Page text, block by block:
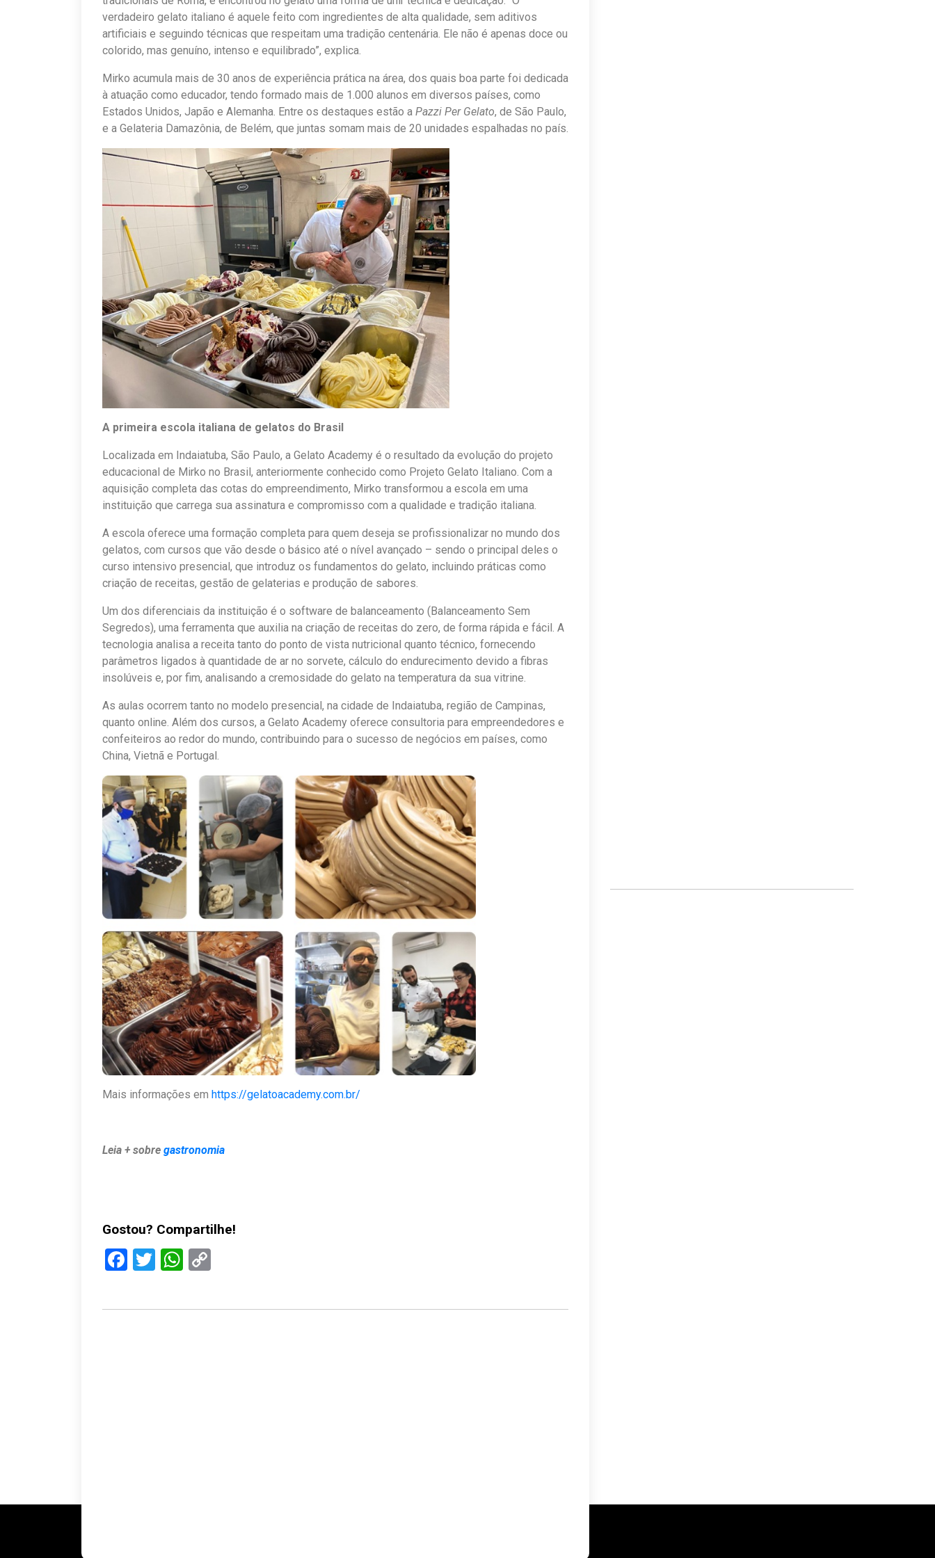
verdadeiro gelato italiano é aquele feito com ingredientes de alta qualidade, sem aditivos
artificiais e seguindo técnicas que respeitam uma tradição centenária. Ele não é apenas doce ou
colorido, mas genuíno, intenso e equilibrado”, explica.
Mirko acumula mais de 30 anos de experiência prática na área, dos quais boa parte foi dedicada
à atuação como educador, tendo formado mais de 1.000 alunos em diversos países, como
Estados Unidos, Japão e Alemanha. Entre os destaques estão a Pazzi Per Gelato, de São Paulo,
e a Gelateria Damazônia, de Belém, que juntas somam mais de 20 unidades espalhadas no país.
A primeira escola italiana de gelatos do Brasil
Localizada em Indaiatuba, São Paulo, a Gelato Academy é o resultado da evolução do projeto
educacional de Mirko no Brasil, anteriormente conhecido como Projeto Gelato Italiano. Com a
aquisição completa das cotas do empreendimento, Mirko transformou a escola em uma
instituição que carrega sua assinatura e compromisso com a qualidade e tradição italiana.
A escola oferece uma formação completa para quem deseja se profissionalizar no mundo dos
gelatos, com cursos que vão desde o básico até o nível avançado – sendo o principal deles o
curso intensivo presencial, que introduz os fundamentos do gelato, incluindo práticas como
criação de receitas, gestão de gelaterias e produção de sabores.
Um dos diferenciais da instituição é o software de balanceamento (Balanceamento Sem
Segredos), uma ferramenta que auxilia na criação de receitas do zero, de forma rápida e fácil. A
tecnologia analisa a receita tanto do ponto de vista nutricional quanto técnico, fornecendo
parâmetros ligados à quantidade de ar no sorvete, cálculo do endurecimento devido a fibras
insolúveis e, por fim, analisando a cremosidade do gelato na temperatura da sua vitrine.
As aulas ocorrem tanto no modelo presencial, na cidade de Indaiatuba, região de Campinas,
quanto online. Além dos cursos, a Gelato Academy oferece consultoria para empreendedores e
confeiteiros ao redor do mundo, contribuindo para o sucesso de negócios em países, como
China, Vietnã e Portugal.
Mais informações em https://gelatoacademy.com.br/
Leia + sobre gastronomia
Gostou? Compartilhe!
Facebook
TwitterWhatsApp